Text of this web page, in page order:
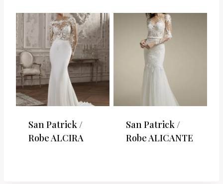
San Patrick /
Robe ALCIRA
San Patrick /
Robe ALICANTE